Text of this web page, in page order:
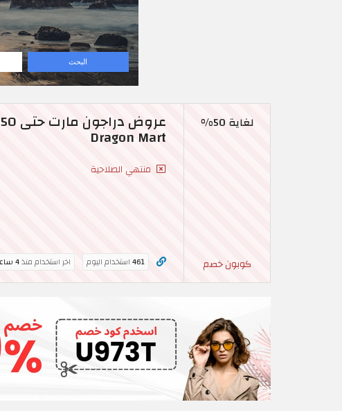
لغاية 50%
كوبون خصم
Dragon Mart
منتهي الصلاحية
461استخدام اليوم اخر استخدام منذ4 ساعة